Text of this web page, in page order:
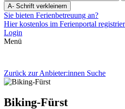
A- Schrift verkleinern
Sie bieten Ferienbetreuung an?
Hier kostenlos im Ferienportal
Login
Menü
Zurück zur Anbieter:innen Suche
Biking-Fürst